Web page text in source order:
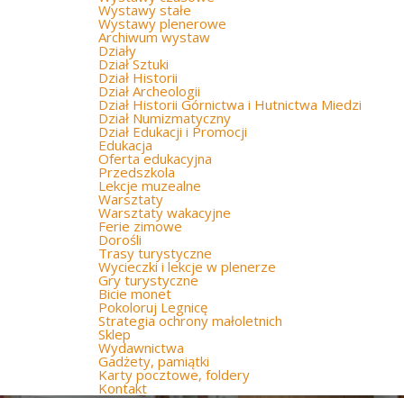
Wystawy stałe
Wystawy plenerowe
Archiwum wystaw
Działy
Dział Sztuki
Dział Historii
Dział Archeologii
Dział Historii Górnictwa i Hutnictwa Miedzi
Dział Numizmatyczny
Dział Edukacji i Promocji
Edukacja
Oferta edukacyjna
Przedszkola
Lekcje muzealne
Warsztaty
Warsztaty wakacyjne
Ferie zimowe
Dorośli
Trasy turystyczne
Wycieczki i lekcje w plenerze
Gry turystyczne
Bicie monet
Pokoloruj Legnicę
Strategia ochrony małoletnich
Sklep
Wydawnictwa
Gadżety, pamiątki
Karty pocztowe, foldery
Kontakt